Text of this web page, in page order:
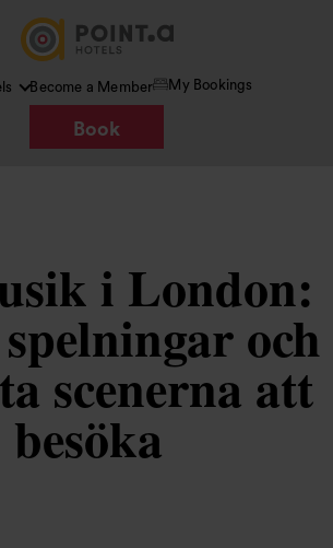
Become a Member My Bookings
Book
i London:
och
scenerna att
besöka